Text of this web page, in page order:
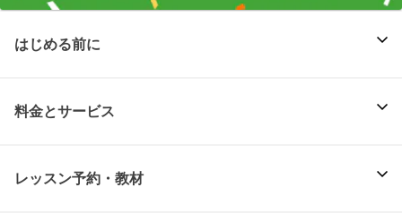
はじめる前に
料金とサービス
レッスン予約・教材